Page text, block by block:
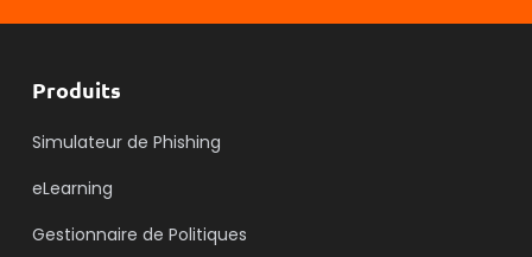
Produits
Simulateur de Phishing
eLearning
Gestionnaire de Politiques